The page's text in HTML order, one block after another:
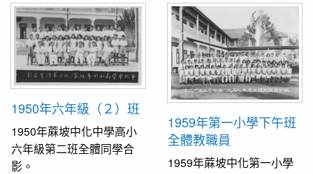
1950年六年級（２）班
1950年蔴坡中化中學高小
六年級第二班全體同學合
影。
1959年第一小學下午班
全體教職員
1959年蔴坡中化第一小學